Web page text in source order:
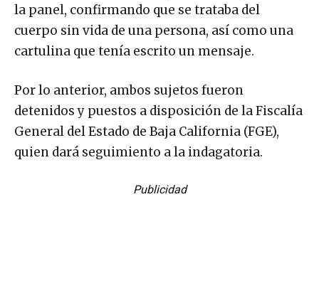
la panel, confirmando que se trataba del
cuerpo sin vida de una persona, así como una
cartulina que tenía escrito un mensaje.
Por lo anterior, ambos sujetos fueron
detenidos y puestos a disposición de la Fiscalía
General del Estado de Baja California (FGE),
quien dará seguimiento a la indagatoria.
Publicidad